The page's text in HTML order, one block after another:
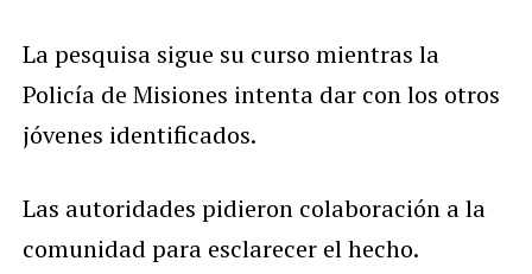
La pesquisa sigue su curso mientras la
Policía de Misiones intenta dar con los otros
jóvenes identificados.
Las autoridades pidieron colaboración a la
comunidad para esclarecer el hecho.